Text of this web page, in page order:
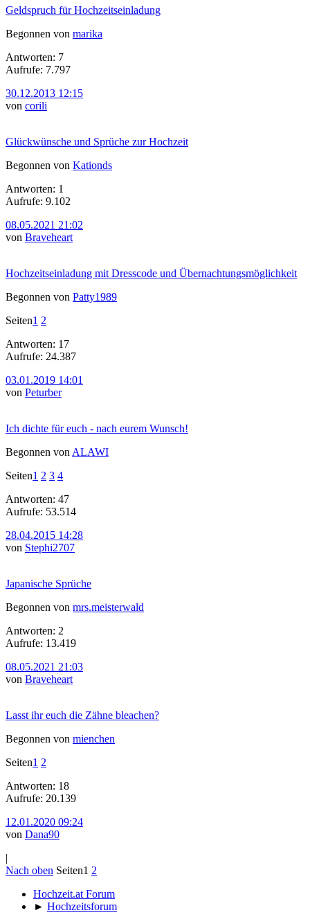
Geldspruch für Hochzeitseinladung
Begonnen von marika
Antworten: 7
Aufrufe: 7.797
30.12.2013 12:15
von corili
Glückwünsche und Sprüche zur Hochzeit
Begonnen von Kationds
Antworten: 1
Aufrufe: 9.102
08.05.2021 21:02
von Braveheart
Hochzeitseinladung mit Dresscode und Übernachtungsmöglichkeit
Begonnen von Patty1989
Seiten1 2
Antworten: 17
Aufrufe: 24.387
03.01.2019 14:01
von Peturber
Ich dichte für euch - nach eurem Wunsch!
Begonnen von ALAWI
Seiten1 2 3 4
Antworten: 47
Aufrufe: 53.514
28.04.2015 14:28
von Stephi2707
Japanische Sprüche
Begonnen von mrs.meisterwald
Antworten: 2
Aufrufe: 13.419
08.05.2021 21:03
von Braveheart
Lasst ihr euch die Zähne bleachen?
Begonnen von mienchen
Seiten1 2
Antworten: 18
Aufrufe: 20.139
12.01.2020 09:24
von Dana90
|
Nach oben Seiten1 2
Hochzeit.at Forum
► Hochzeitsforum